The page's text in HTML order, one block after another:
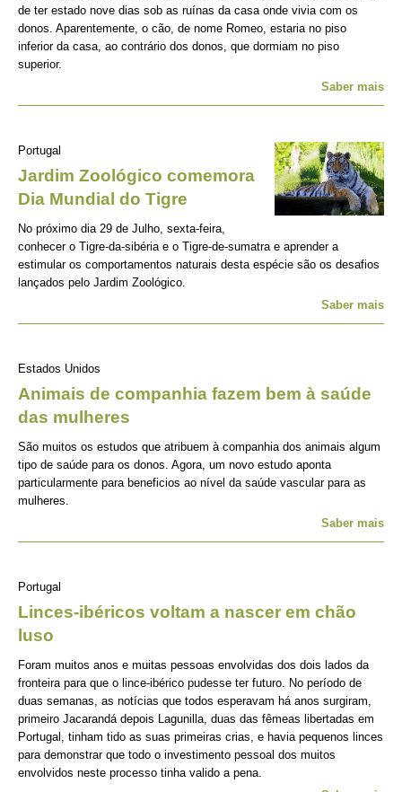
de ter estado nove dias sob as ruínas da casa onde vivia com os
donos. Aparentemente, o cão, de nome Romeo, estaria no piso
inferior da casa, ao contrário dos donos, que dormiam no piso
superior.
Saber mais
Portugal
Jardim Zoológico comemora
Dia Mundial do Tigre
No próximo dia 29 de Julho, sexta-feira,
conhecer o Tigre-da-sibéria e o Tigre-de-sumatra e aprender a
estimular os comportamentos naturais desta espécie são os desafios
lançados pelo Jardim Zoológico.
Saber mais
Estados Unidos
Animais de companhia fazem bem à saúde
das mulheres
São muitos os estudos que atribuem à companhia dos animais algum
tipo de saúde para os donos. Agora, um novo estudo aponta
particularmente para beneficios ao nível da saúde vascular para as
mulheres.
Saber mais
Portugal
Linces-ibéricos voltam a nascer em chão
luso
Foram muitos anos e muitas pessoas envolvidas dos dois lados da
fronteira para que o lince-ibérico pudesse ter futuro. No período de
duas semanas, as notícias que todos esperavam há anos surgiram,
primeiro Jacarandá depois Lagunilla, duas das fêmeas libertadas em
Portugal, tinham tido as suas primeiras crias, e havia pequenos linces
para demonstrar que todo o investimento pessoal dos muitos
envolvidos neste processo tinha valido a pena.